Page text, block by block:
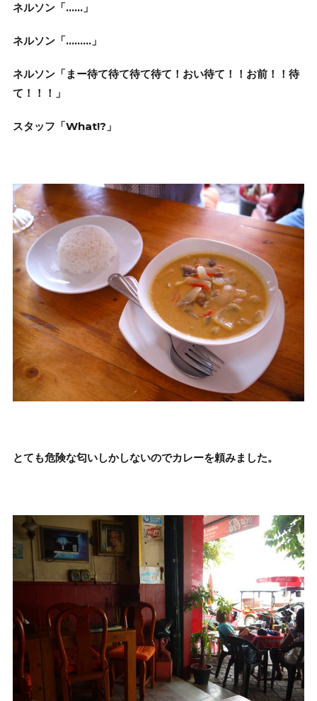
ネルソン「……」
ネルソン「………」
ネルソン「まー待て待て待て待て！おい待て！！お前！！待
て！！！」
スタッフ「What!?」
とても危険な匂いしかしないのでカレーを頼みました。